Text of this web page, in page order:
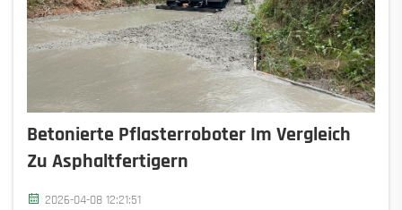
Betonierte Pflasterroboter Im Vergleich
Zu Asphaltfertigern
2026-04-08 12:21:51